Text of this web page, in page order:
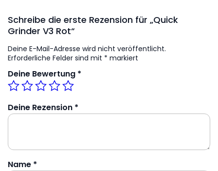
Schreibe die erste Rezension für „Quick
Grinder V3 Rot“
Deine E-Mail-Adresse wird nicht veröffentlicht.
Erforderliche Felder sind mit * markiert
Deine Bewertung *
Deine Rezension *
Name *